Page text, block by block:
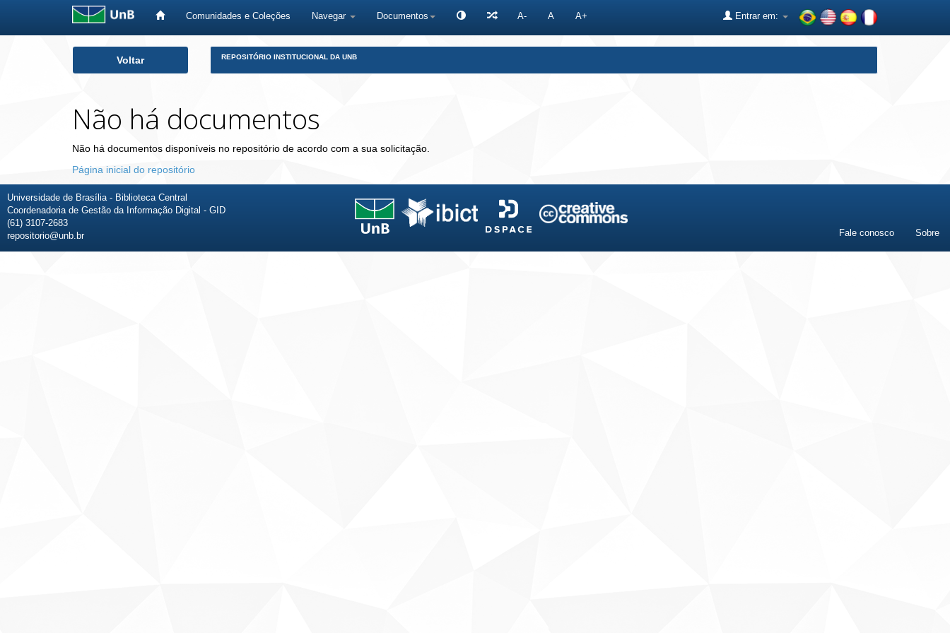
Comunidades e Coleções Navegar Documentos A- A A+ Entrar em:
Voltar REPOSITÓRIO INSTITUCIONAL DA UNB
Não há documentos
Não há documentos disponíveis no repositório de acordo com a sua solicitação.
Página inicial do repositório
Universidade de Brasília - Biblioteca Central
Coordenadoria de Gestão da Informação Digital - GID
(61) 3107-2683
repositorio@unb.br
Fale conosco Sobre